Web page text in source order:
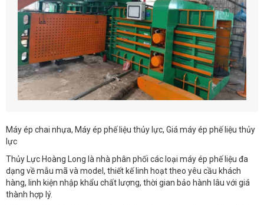
Máy ép chai nhựa, Máy ép phế liệu thủy lực, Giá máy ép phế liệu thủy
lực
Thủy Lực Hoàng Long là nhà phân phối các loại máy ép phế liệu đa
dạng về mẫu mã và model, thiết kế linh hoạt theo yêu cầu khách
hàng, linh kiện nhập khẩu chất lượng, thời gian bảo hành lâu với giá
thành hợp lý.